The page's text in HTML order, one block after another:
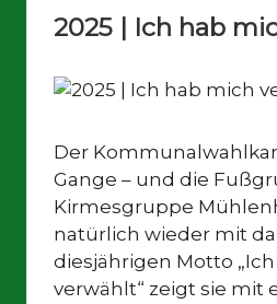
Europa
2025 | Ich hab
Der
Gange – und die
Kirmesgruppe
natürlich wieder mit
diesjährigen Motto
verwählt“ zeigt sie mit